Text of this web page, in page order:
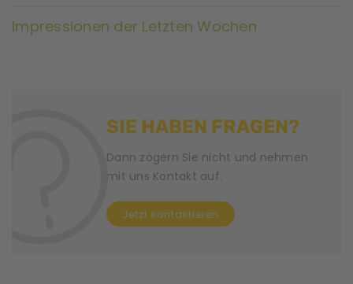
Impressionen der Letzten Wochen
SIE HABEN FRAGEN?
Dann zögern Sie nicht und nehmen
mit uns Kontakt auf.
Jetzt kontaktieren